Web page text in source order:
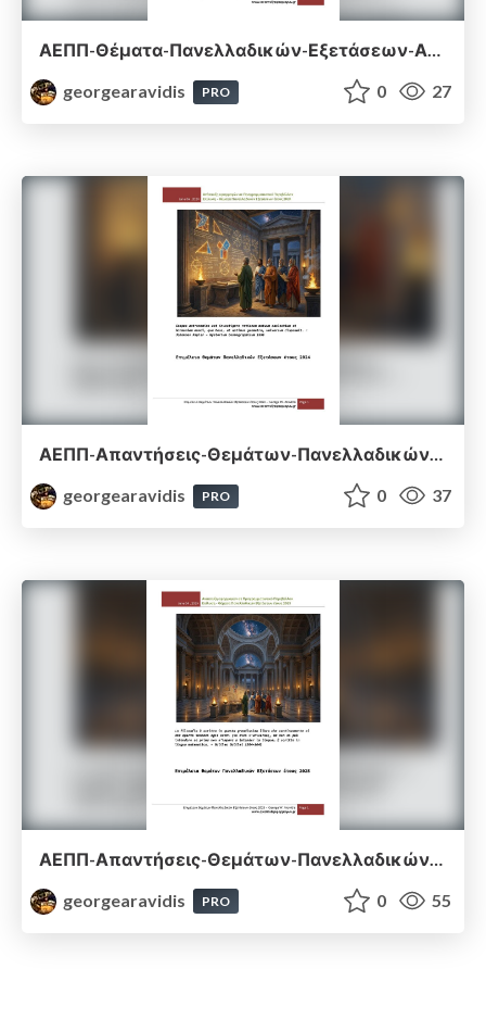
ΑΕΠΠ-Θέματα-Πανελλαδικών-Εξετάσεων-Απαντήσεις-2020
georgearavidis
PRO 0 27
ΑΕΠΠ-Απαντήσεις-Θεμάτων-Πανελλαδικών-Εξετάσεων-2024
georgearavidis
PRO 0 37
georgearavidis
PRO 0 55